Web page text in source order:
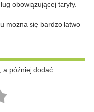
obowiązującej taryfy.
można się bardzo łatwo
a później dodać